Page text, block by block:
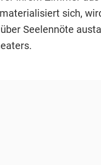
sich,
Seelennöte